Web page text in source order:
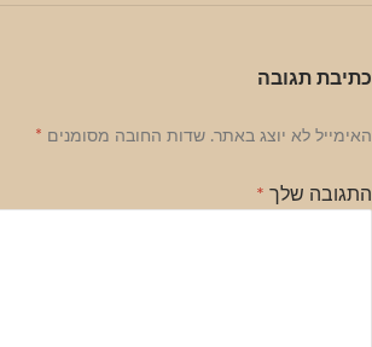
כתיבת תגובה
האימייל לא יוצג באתר. שדות החובה מסומנים *
התגובה שלך *